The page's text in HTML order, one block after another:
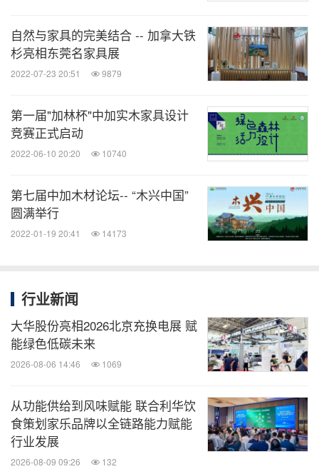
"本次展览的主题‘无尽'，意味着木结构建筑拥有无尽
的可能性。现代木结构建筑在中国的建筑行业中是一
结构建筑的角色变得越发不可或缺，它兼顾人文历史
及建筑美学传承，同时它在低碳环保和建筑可持续方
的想象。"
加拿大木业中国区执行总裁黄华力先生表示，加拿大
的固有认知，给参展观众和嘉宾，带来一场现代木结
构建筑的非凡体验。
另外，著名建筑大师汤桦先生也为本次展览发来致
"直观感觉，中国是木结构的传统大国。中国古代木
结构建筑是一种类似"高技派"的建筑类型，其所有的
自然与家具的完美结合 -- 加拿大铁
杉亮相东莞名家具展
2022-07-23 20:51 9879
第一届"加林杯"中加实木家具设计
竞赛正式启动
2022-06-10 20:20 10740
第七届中加木材论坛-- “木兴中国”
圆满举行
2022-01-19 20:41 14173
行业新闻
大华股份亮相2026北京充换电展 赋
能绿色低碳未来
2026-08-06 14:46 1069
从功能供给到风味赋能 联合利华饮
食策划家乐品牌以全链路能力赋能
行业发展
2026-08-09 09:26 132